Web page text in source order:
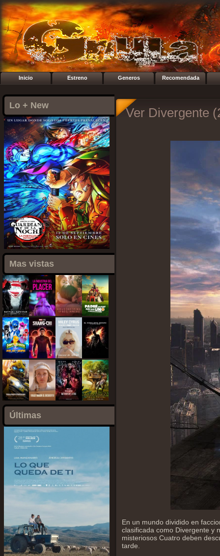
Inicio Estreno Generos Recomendada
Lo + New
Mas vistas
Últimas
Ver Divergente
En un mundo dividido en
clasificada como Divergente y
misteriosos Cuatro deben
tarde.